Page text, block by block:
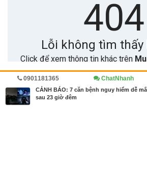
Trang chủ Sức khỏe Cộng đồng
MBN share
0901181365 ChatNhanh
CẢNH BÁO: 7 căn bệnh nguy hiểm dễ
sau 23 giờ đêm